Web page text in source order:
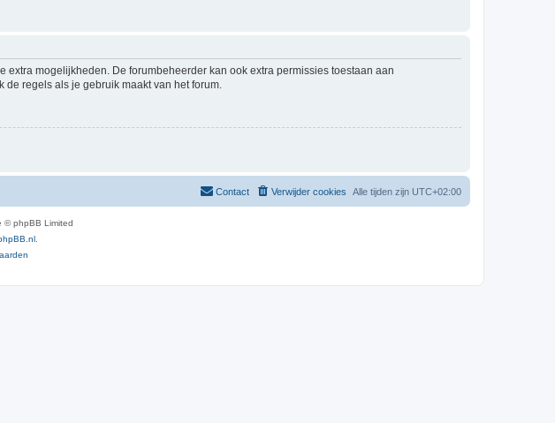
mogelijkheden. De forumbeheerder kan ook extra permissies toestaan aan
regels als je gebruik maakt van het forum.
Alle tijden zijn UTC+02:00
Verwijder cookies
Contact
© phpBB Limited
.